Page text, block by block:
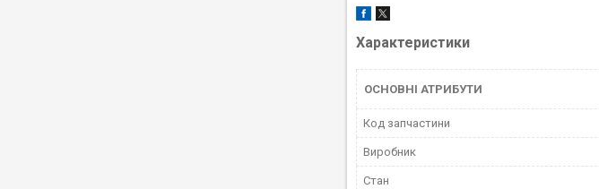
Характеристики
ОСНОВНІ АТРИБУТИ
Код запчастини
Виробник
Стан